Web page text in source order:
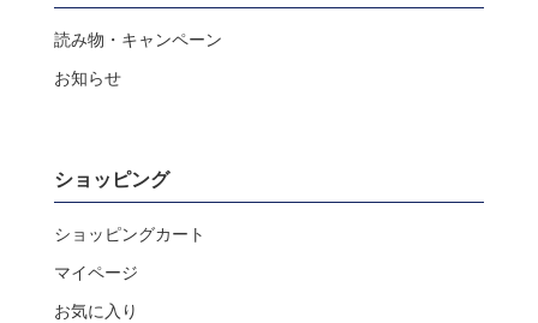
読み物・キャンペーン
お知らせ
ショッピング
ショッピングカート
マイページ
お気に入り